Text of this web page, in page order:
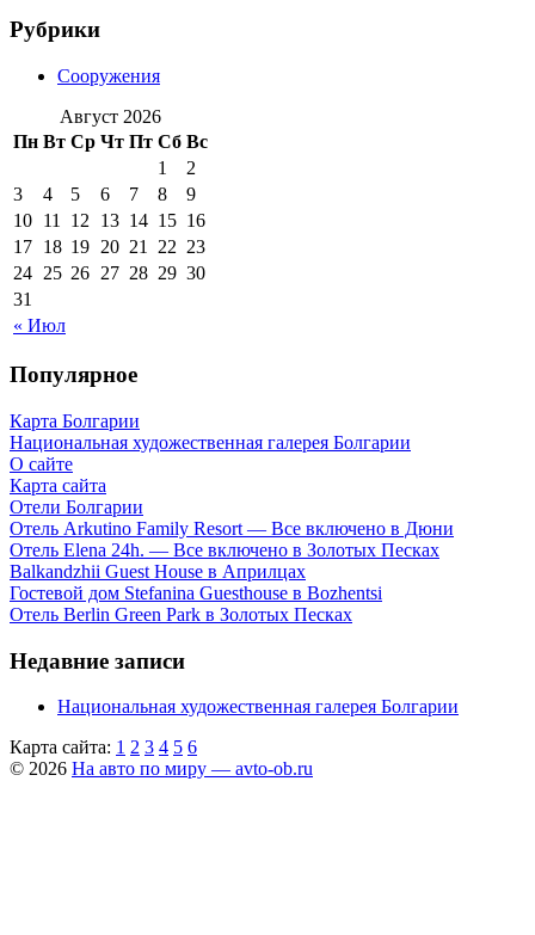
Рубрики
Сооружения
Август 2026
Пн Вт Ср Чт Пт Сб Вс
« Июл
1
2
3
4 5 6 7 8
9
10 11 12 13 14 15 16
17 18 19 20 21 22 23
24 25 26 27 28 29 30
31
Популярное
Карта Болгарии
Национальная художественная галерея Болгарии
О сайте
Карта сайта
Отели Болгарии
Отель Arkutino Family Resort — Все включено в Дюни
Отель Elena 24h. — Все включено в Золотых Песках
Balkandzhii Guest House в Априлцах
Гостевой дом Stefanina Guesthouse в Bozhentsi
Отель Berlin Green Park в Золотых Песках
Недавние записи
Национальная художественная галерея Болгарии
Карта сайта: 1 2 3 4 5 6
© 2026 На авто по миру — avto-ob.ru